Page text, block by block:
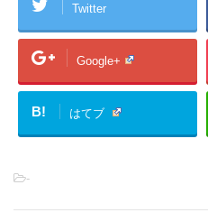
Twitter
Google+
B! はてブ
-